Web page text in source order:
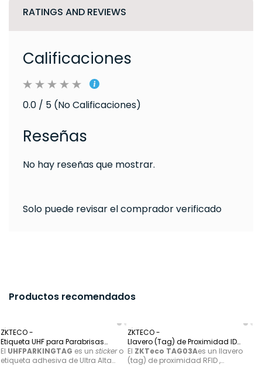
RATINGS AND REVIEWS
Calificaciones
0.0 / 5 (No Calificaciones)
Reseñas
No hay reseñas que mostrar.
Solo puede revisar el comprador verificado
Productos recomendados
ZKTECO -
Etiqueta UHF para Parabrisas
(Sticker) - UHFPARKINGTAG
El UHFPARKINGTAG es un stickero
etiqueta adhesiva de Ultra Alta
ZKTECO -
Llavero (Tag) de Proximidad ID
(125Khz) - TAG0A
El ZKTeco TAG03Aes un llavero
(tag) de proximidad RFID ,